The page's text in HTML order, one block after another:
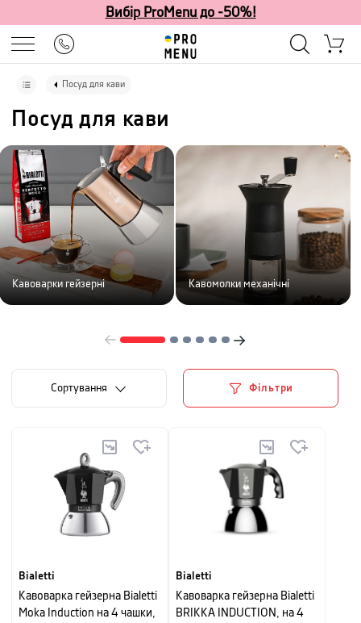
Вибір ProMenu до -50%!
Посуд для кави
Посуд для кави
Кавоварки гейзерні Кавомолки механічні
Сортування Фільтри
Bialetti
Кавоварка гейзерна Bialetti
Moka Induction на 4 чашки,
Bialetti
Кавоварка гейзерна Bialetti
BRIKKA INDUCTION, на 4